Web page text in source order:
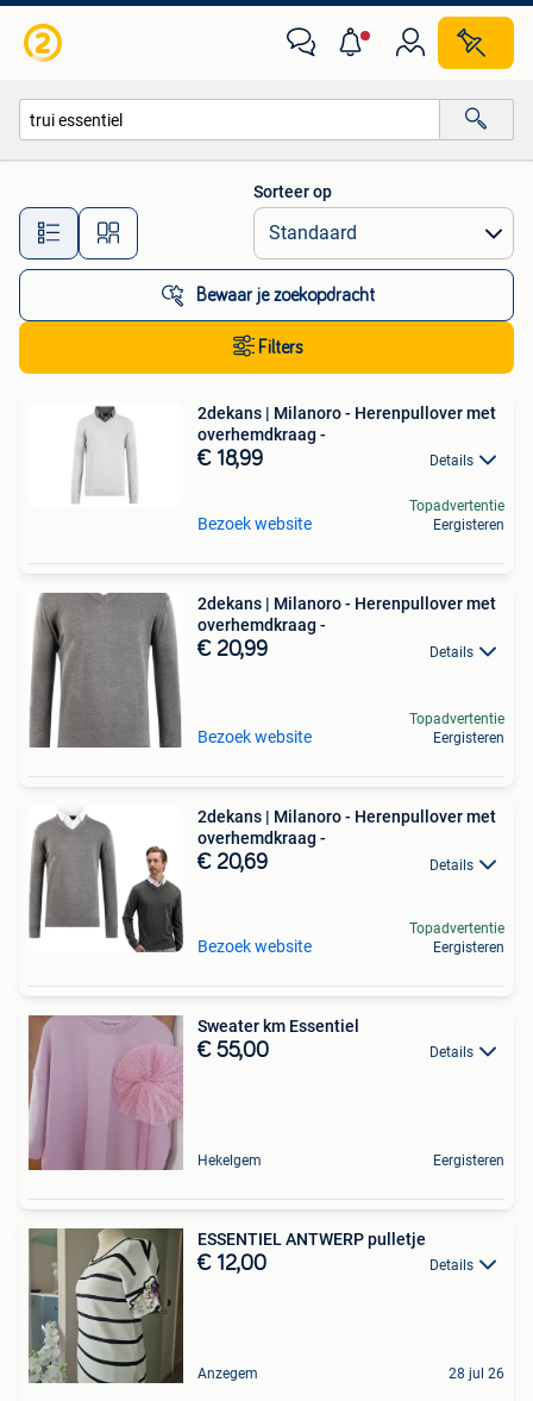
Alle afstanden…
Sorteer op
Bewaar je zoekopdracht
Filters
2dekans | Milanoro - Herenpullover met
overhemdkraag -
€ 18,99 Details
Bezoek website
Topadvertentie
Eergisteren
2dekans | Milanoro - Herenpullover met
overhemdkraag -
€ 20,99 Details
Bezoek website
Topadvertentie
Eergisteren
2dekans | Milanoro - Herenpullover met
overhemdkraag -
€ 20,69 Details
Bezoek website
Topadvertentie
Eergisteren
Sweater km Essentiel
€ 55,00 Details
Hekelgem Eergisteren
ESSENTIEL ANTWERP pulletje
€ 12,00 Details
Anzegem 28 jul 26